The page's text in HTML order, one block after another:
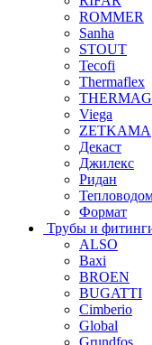
ROMMER
Sanha
STOUT
Tecofi
Thermaflex
Viega
ZETKAMA
Декаст
Джилекс
Ридан
Формат
Трубы и
ALSO
Baxi
BROEN
BUGATTI
Cimberio
Global
Grundfos